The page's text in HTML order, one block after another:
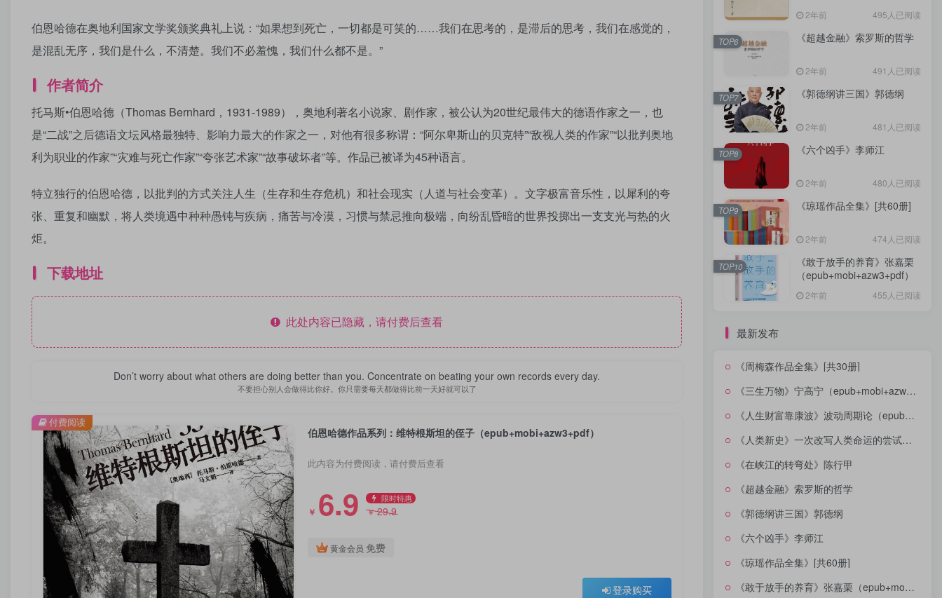
伯恩哈德在奥地利国家文学奖颁奖典礼上说：“如果想到死亡，一切都是可笑的……我们在思考的，是滞后的思考，我们在感觉的，
是混乱无序，我们是什么，不清楚。我们不必羞愧，我们什么都不是。”
作者简介
托马斯•伯恩哈德（Thomas Bernhard，1931-1989），奥地利著名小说家、剧作家，被公认为20世纪最伟大的德语作家之一，也
是“二战”之后德语文坛风格最独特、影响力最大的作家之一，对他有很多称谓：“阿尔卑斯山的贝克特”“敌视人类的作家”“以批判奥地
利为职业的作家”“灾难与死亡作家”“夸张艺术家”“故事破坏者”等。作品已被译为45种语言。
特立独行的伯恩哈德，以批判的方式关注人生（生存和生存危机）和社会现实（人道与社会变革）。文字极富音乐性，以犀利的夸
张、重复和幽默，将人类境遇中种种愚钝与疾病，痛苦与冷漠，习惯与禁忌推向极端，向纷乱昏暗的世界投掷出一支支光与热的火
炬。
下载地址
此处内容已隐藏，请付费后查看
Don’t worry about what others are doing better than you. Concentrate on beating your own records every day.
不要担心别人会做得比你好。你只需要每天都做得比前一天好就可以了
伯恩哈德作品系列：维特根斯坦的侄子（epub+mobi+azw3+pdf）
此内容为付费阅读，请付费后查看
￥ 6.9 限时特惠
￥29.9
黄金会员 免费
登录购买
付费阅读
2年前 495人已阅读
《超越金融》索罗斯的哲学
2年前 491人已阅读
TOP6
《郭德纲讲三国》郭德纲
2年前 481人已阅读
TOP7
《六个凶手》李师江
2年前 480人已阅读
TOP8
《琼瑶作品全集》[共60册]
2年前 474人已阅读
TOP9
《敢于放手的养育》张嘉栗
（epub+mobi+azw3+pdf）
2年前 455人已阅读
TOP10
最新发布
《周梅森作品全集》[共30册]
《三生万物》宁高宁（epub+mobi+azw3+pdf）
《人生财富靠康波》波动周期论（epub+mobi+azw3+pdf）
《人类新史》一次改写人类命运的尝试（epub+mobi+azw3+pdf）
《在峡江的转弯处》陈行甲
《超越金融》索罗斯的哲学
《郭德纲讲三国》郭德纲
《六个凶手》李师江
《琼瑶作品全集》[共60册]
《敢于放手的养育》张嘉栗（epub+mobi+azw3+pdf）